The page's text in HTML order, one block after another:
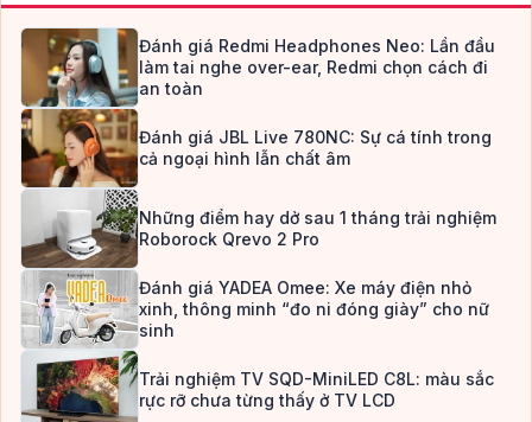
Đánh giá Redmi Headphones Neo: Lần đầu
làm tai nghe over-ear, Redmi chọn cách đi
an toàn
Đánh giá JBL Live 780NC: Sự cá tính trong
cả ngoại hình lẫn chất âm
Những điểm hay dở sau 1 tháng trải nghiệm
Roborock Qrevo 2 Pro
Đánh giá YADEA Omee: Xe máy điện nhỏ
xinh, thông minh “đo ni đóng giày” cho nữ
sinh
Trải nghiệm TV SQD-MiniLED C8L: màu sắc
rực rỡ chưa từng thấy ở TV LCD